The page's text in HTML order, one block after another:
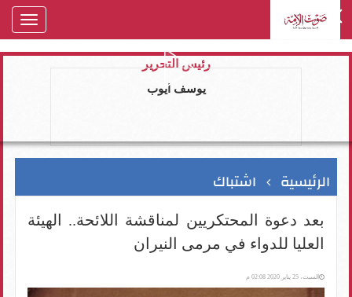
رئيس التحرير
يوسف ايوب
الرئيسية اشتباك
بعد دعوة المحتكريين لمناقشة اللائحة.. الهيئة
العليا للدواء في مرمى النيران
السبت، 25 يناير 2020 02:08 م